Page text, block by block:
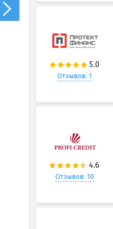
Отзывов: 1
Отзывов: 10